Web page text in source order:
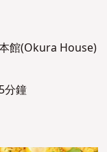
館(Okura House)
分鐘